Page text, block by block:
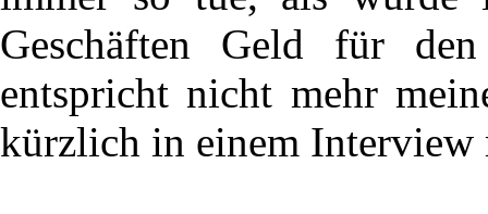
Geschäften Geld für den
entspricht nicht mehr
kürzlich in einem Interview